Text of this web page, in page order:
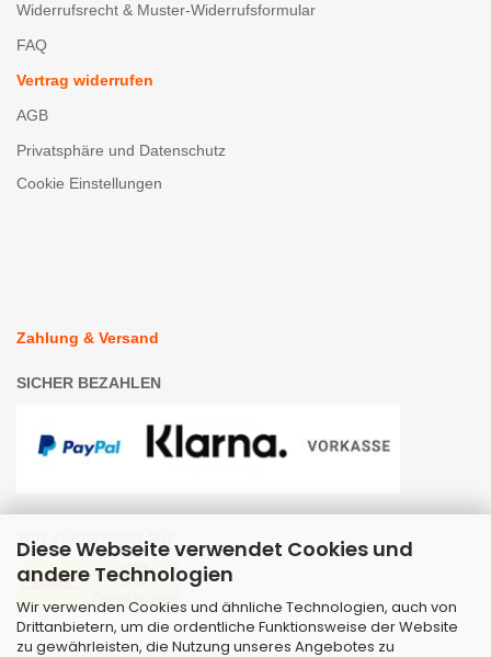
Diese Webseite verwendet Cookies und
andere Technologien
Wir verwenden Cookies und ähnliche Technologien, auch von
Drittanbietern, um die ordentliche Funktionsweise der Website
zu gewährleisten, die Nutzung unseres Angebotes zu
Widerrufsrecht & Muster-Widerrufsformular
FAQ
Vertrag widerrufen
AGB
Privatsphäre und Datenschutz
Cookie Einstellungen
Zahlung & Versand
SICHER BEZAHLEN
WIR VERSENDEN MIT